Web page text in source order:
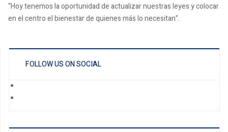
“Hoy tenemos la oportunidad de actualizar nuestras leyes y colocar
en el centro el bienestar de quienes más lo necesitan”.
FOLLOW US ON SOCIAL